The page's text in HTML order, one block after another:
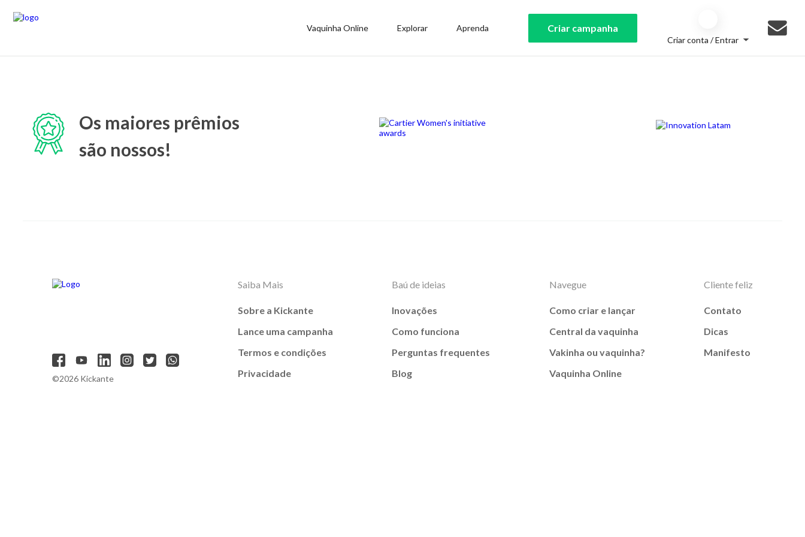
Vaquinha Online Explorar Aprenda Criar campanha
Criar conta / Entrar
Os maiores prêmios
são nossos!
©2026 Kickante
Saiba Mais
Sobre a Kickante
Lance uma campanha
Termos e condições
Privacidade
Baú de ideias
Inovações
Como funciona
Perguntas frequentes
Blog
Navegue
Como criar e lançar
Central da vaquinha
Vakinha ou vaquinha?
Vaquinha Online
Cliente feliz
Contato
Dicas
Manifesto